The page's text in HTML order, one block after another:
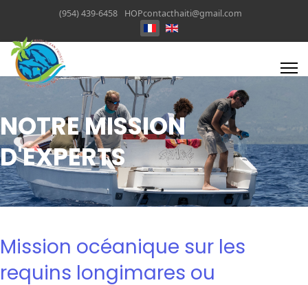
(954) 439-6458 HOPcontacthaiti@gmail.com
NOTRE MISSION
D'EXPERTS
Mission océanique sur les
requins longimares ou